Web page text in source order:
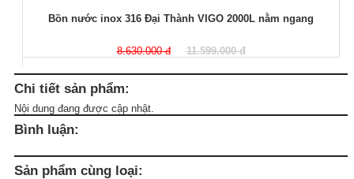
Bồn nước inox 316 Đại Thành VIGO 2000L nằm ngang
8.630.000 đ 11.599.000 đ
Chi tiết sản phẩm:
Nội dung đang được cập nhật.
Bình luận:
Sản phẩm cùng loại: